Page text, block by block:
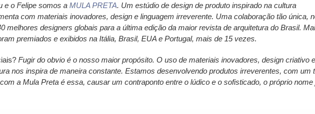
e o Felipe somos a MULA PRETA. Um estúdio de design de produto inspirado na cultura
com materiais inovadores, design e linguagem irreverente. Uma colaboração tão única,
melhores designers globais para a última edição da maior revista de arquitetura do Brasil.
premiados e exibidos na Itália, Brasil, EUA e Portugal, mais de 15 vezes.
Fugir do obvio é o nosso maior propósito. O uso de materiais inovadores, design criativo
nos inspira de maneira constante. Estamos desenvolvendo produtos irreverentes, com um
a Mula Preta é essa, causar um contraponto entre o lúdico e o sofisticado, o próprio nome